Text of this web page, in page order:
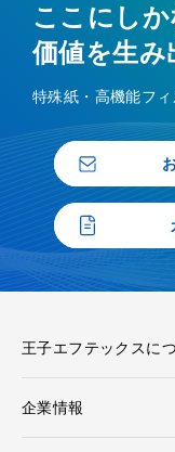
ここにし
価値を生み
特殊紙・高機能フ
王子エフテックスに
企業情報